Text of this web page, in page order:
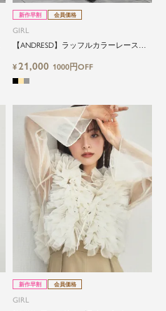
新作早割 会員価格
GIRL
【ANDRESD】ラッフルカラーレースト
¥21,000 1000円OFF
新作早割 会員価格
GIRL